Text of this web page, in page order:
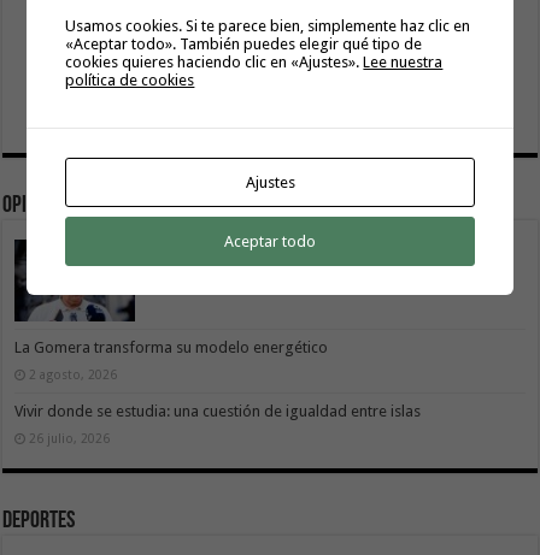
Opinión
La movilidad también construye isla
La Gomera transforma su modelo energético
2 agosto, 2026
Vivir donde se estudia: una cuestión de igualdad entre islas
26 julio, 2026
Deportes
Usamos cookies. Si te parece bien, simplemente haz clic en
«Aceptar todo». También puedes elegir qué tipo de
cookies quieres haciendo clic en «Ajustes».Lee nuestra
política de cookies
Ajustes
Aceptar todo